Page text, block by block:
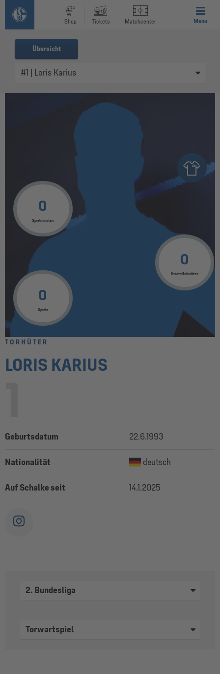
Shop Tickets Matchcenter Menu
Übersicht
0
Spielminuten
0
Spiele
0
Startelfeinsätze
TORHÜTER
LORIS KARIUS
Geburtsdatum 22.6.1993
Nationalität deutsch
Auf Schalke seit 14.1.2025
2. Bundesliga
Torwartspiel